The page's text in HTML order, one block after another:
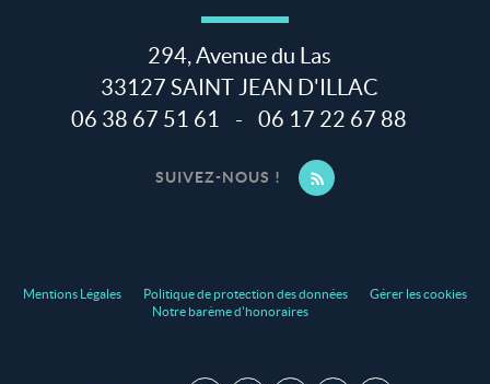
294, Avenue du Las
33127 SAINT JEAN D'ILLAC
06 38 67 51 61
- 06 17 22 67 88
SUIVEZ-NOUS !
Mentions Légales Politique de protection des données
Gérer les cookies
Notre barème d'honoraires